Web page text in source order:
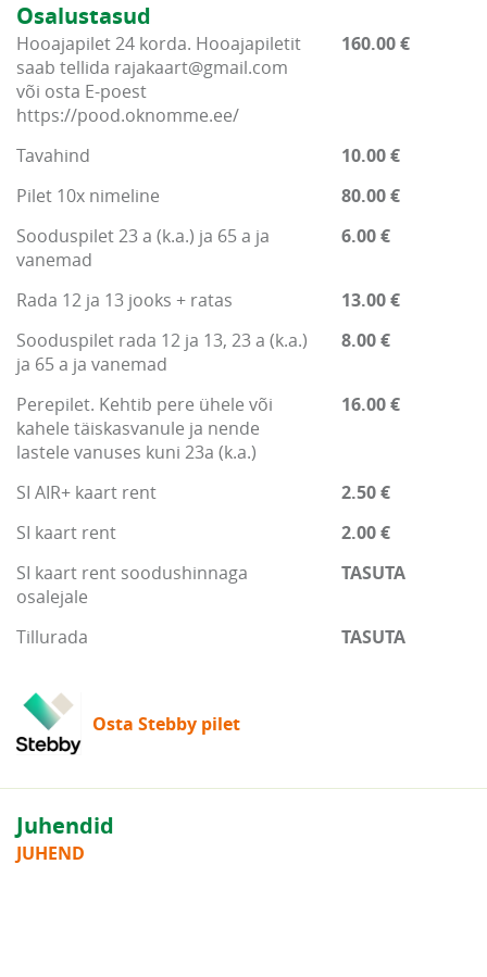
Osalustasud
Hooajapilet 24 korda. Hooajapiletit
saab tellida rajakaart@gmail.com
või osta E-poest
https://pood.oknomme.ee/
160.00 €
Tavahind
10.00 €
Pilet 10x nimeline
80.00 €
Sooduspilet 23 a (k.a.) ja 65 a ja
vanemad
6.00 €
Rada 12 ja 13 jooks + ratas
13.00 €
Sooduspilet rada 12 ja 13, 23 a (k.a.)
ja 65 a ja vanemad
8.00 €
Perepilet. Kehtib pere ühele või
kahele täiskasvanule ja nende
lastele vanuses kuni 23a (k.a.)
16.00 €
SI AIR+ kaart rent
2.50 €
SI kaart rent
2.00 €
SI kaart rent soodushinnaga
osalejale
TASUTA
Tillurada TASUTA
Osta Stebby pilet
Juhendid
JUHEND